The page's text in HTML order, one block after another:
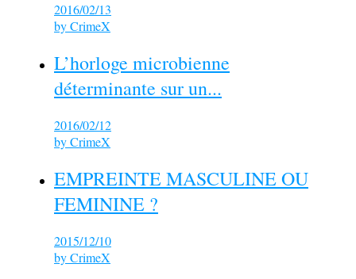
2016/02/13
byCrimeX
L’horloge microbienne
déterminante sur un...
2016/02/12
byCrimeX
EMPREINTE MASCULINE OU
FEMININE ?
2015/12/10
byCrimeX